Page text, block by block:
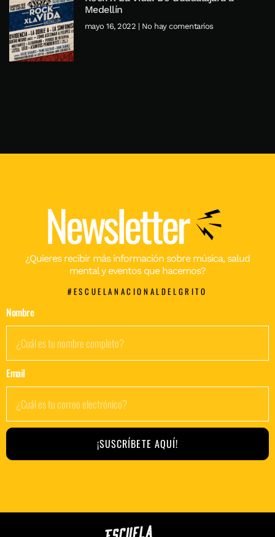
Medellín
mayo 16, 2022 No hay comentarios
Newsletter
¿Quieres recibir más información sobre música, salud
mental y eventos que hacemos?
#ESCUELANACIONALDELGRITO
Nombre
Email
¡SUSCRÍBETE AQUÍ!